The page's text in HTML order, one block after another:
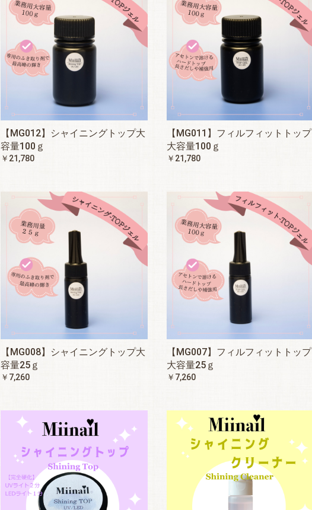
【MG012】シャイニングトップ大
容量100ｇ
￥21,780
【MG011】フィルフィットトップ
大容量100ｇ
￥21,780
【MG008】シャイニングトップ大
容量25ｇ
￥7,260
【MG007】フィルフィットトップ
大容量25ｇ
￥7,260